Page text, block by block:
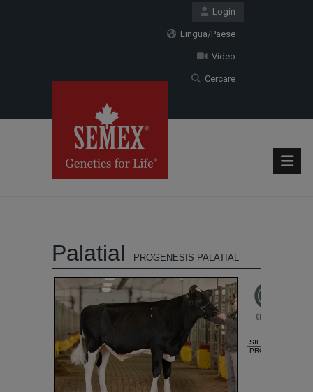
Login
Lingua/Paese
Video
Cercare